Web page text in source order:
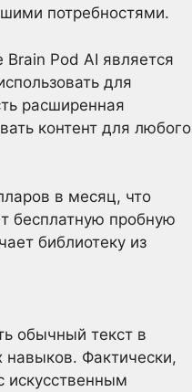
потребностями.
Pod AI является
для
расширенная
контент для любого
в месяц, что
бесплатную пробную
библиотеку из
обычный текст в
Фактически,
искусственным